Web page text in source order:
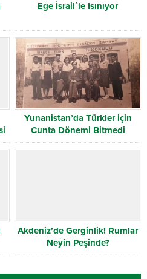
Ege İsrail`le Isınıyor
Yunanistan’da Türkler için
Cunta Dönemi Bitmedi
Akdeniz’de Gerginlik! Rumlar
Neyin Peşinde?